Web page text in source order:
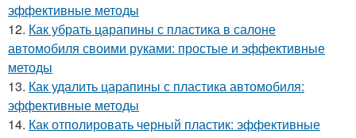
эффективные методы
12. Как убрать царапины с пластика в салоне
автомобиля своими руками: простые и эффективные
методы
13. Как удалить царапины с пластика автомобиля:
эффективные методы
14. Как отполировать черный пластик: эффективные